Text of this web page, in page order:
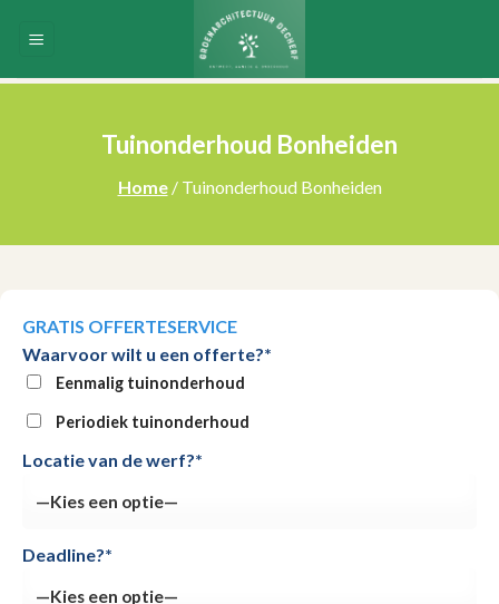
Tuinonderhoud Bonheiden
Home/ Tuinonderhoud Bonheiden
GRATIS OFFERTESERVICE
Waarvoor wilt u een offerte?*
Eenmalig tuinonderhoud
Periodiek tuinonderhoud
Locatie van de werf?*
Deadline?*